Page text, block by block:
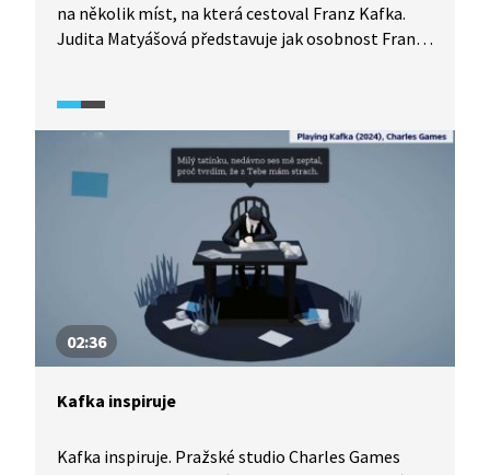
na několik míst, na která cestoval Franz Kafka.
Judita Matyášová představuje jak osobnost Franze
Liběchov. Zmíněné jsou také spisovatelovy
milostné vztahy. Video je doplněno o ukázky
z korespondence.
02:36
Kafka inspiruje
Kafka inspiruje. Pražské studio Charles Games